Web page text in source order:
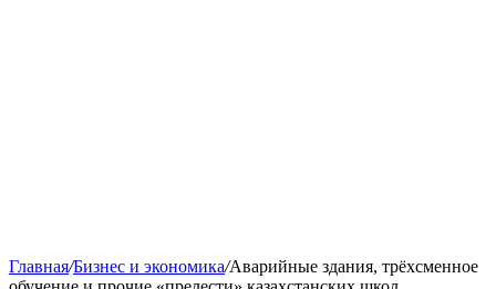
Главная/Бизнес и экономика/Аварийные здания, трёхсменное